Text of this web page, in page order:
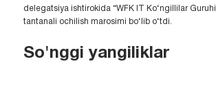
delegatsiya ishtirokida “WFK IT Ko‘ngillilar
tantanali ochilish marosimi bo‘lib o‘tdi.
So'nggi yangiliklar